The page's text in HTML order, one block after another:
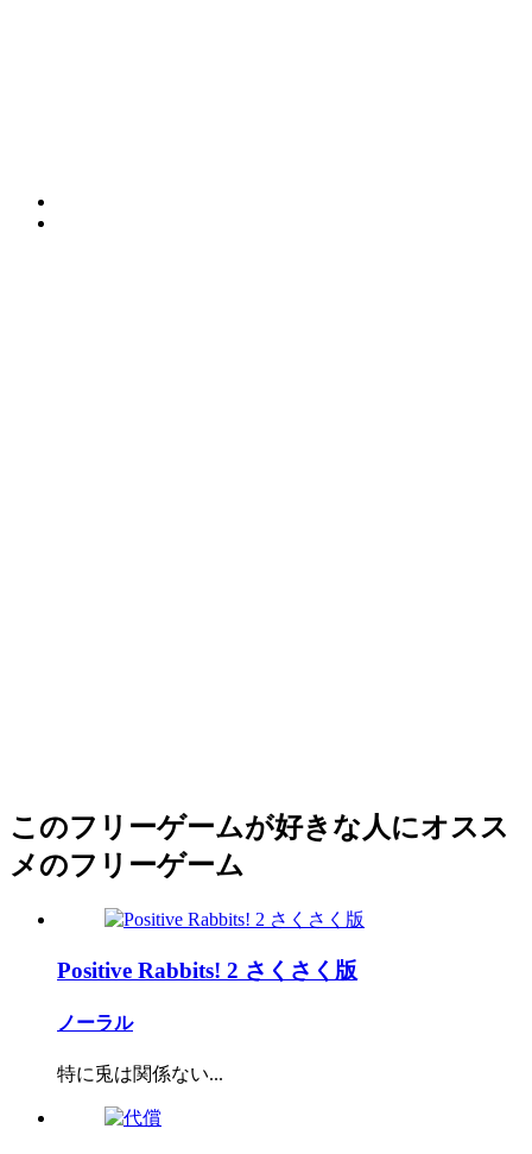
このフリーゲームが好きな人にオスス
メのフリーゲーム
Positive Rabbits! 2 さくさく版
ノーラル
特に兎は関係ない...